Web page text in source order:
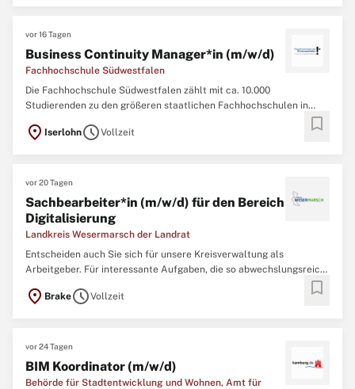
vor 16 Tagen
Business Continuity Manager*in (m/w/d)
Fachhochschule Südwestfalen
Die Fachhochschule Südwestfalen zählt mit ca. 10.000
Studierenden zu den größeren staatlichen Fachhochschulen in
Nordrhein-Westfalen. Rund 300 Mitarbeiterinnen und Mitarbeiter in
Technik und Verwaltung arbeiten an den Hochschulstandorten
location_on IserlohnscheduleVollzeit bookmark
vor 20 Tagen
Sachbearbeiter*in (m/w/d) für den Bereich
Digitalisierung
Landkreis Wesermarsch der Landrat
Entscheiden auch Sie sich für unsere Kreisverwaltung als
Arbeitgeber. Für interessante Aufgaben, die so abwechslungsreich
sind wie das Leben hier. Engagieren Sie sich für die Menschen aus
der Region und profitieren Sie von attraktiven Rahmenbedingungen
location_on BrakescheduleVollzeit bookmark
vor 24 Tagen
BIM Koordinator (m/w/d)
Behörde für Stadtentwicklung und Wohnen, Amt für